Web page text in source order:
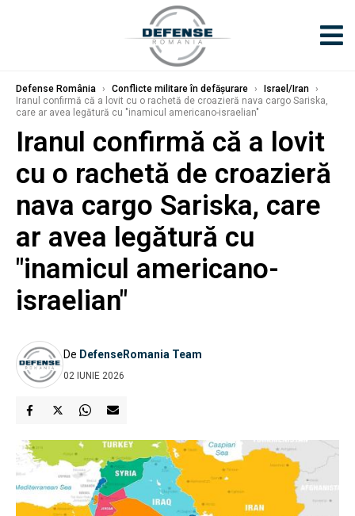
Defense România › Conflicte militare în defășurare › Israel/Iran ›
Iranul confirmă că a lovit cu o rachetă de croazieră nava cargo Sariska,
care ar avea legătură cu "inamicul americano-israelian"
Iranul confirmă că a lovit
cu o rachetă de croazieră
nava cargo Sariska, care
ar avea legătură cu
"inamicul americano-
israelian"
De DefenseRomania Team
02 IUNIE 2026